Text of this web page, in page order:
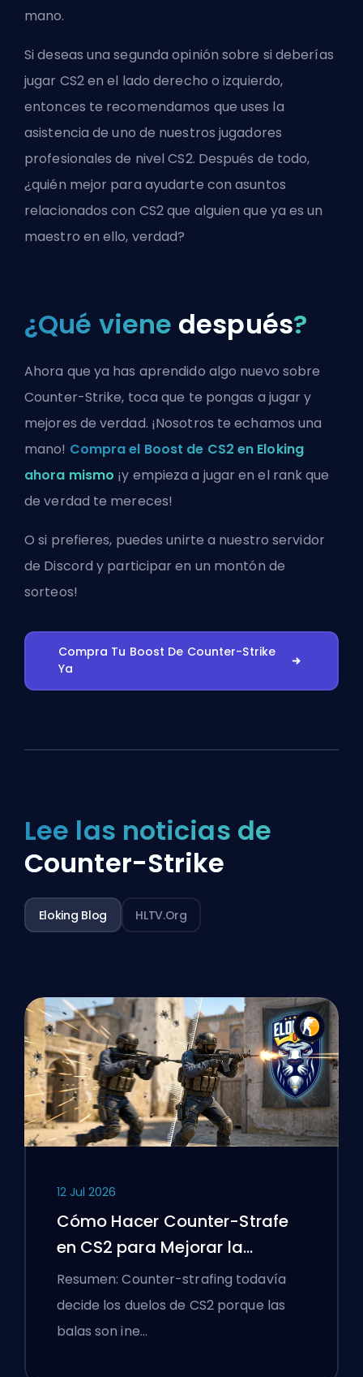
mano.
Si deseas una segunda opinión sobre si deberías
jugar CS2 en el lado derecho o izquierdo,
entonces te recomendamos que uses la
asistencia deuno de nuestros jugadores
profesionales de nivel CS2. Después de todo,
¿quién mejor para ayudarte con asuntos
relacionados con CS2 que alguien que ya es un
maestro en ello, verdad?
¿Qué viene después?
Ahora que ya has aprendido algo nuevo sobre
Counter-Strike, toca que te pongas a jugar y
mejores de verdad. ¡Nosotros te echamos una
mano! Compra el Boost de CS2 en Eloking
ahora mismo ¡y empieza a jugar en el rank que
de verdad te mereces!
O si prefieres, puedesunirte a nuestro servidor
de Discord y participar en un montón de
sorteos!
Compra Tu Boost De Counter-Strike
Ya
Lee las noticias de
Counter-Strike
Eloking Blog HLTV.org
12 Jul 2026
Cómo Hacer Counter-Strafe
en CS2 para Mejorar la
Precisión
Resumen: Counter-strafing todavía
decide los duelos de CS2 porque las
balas son ine…